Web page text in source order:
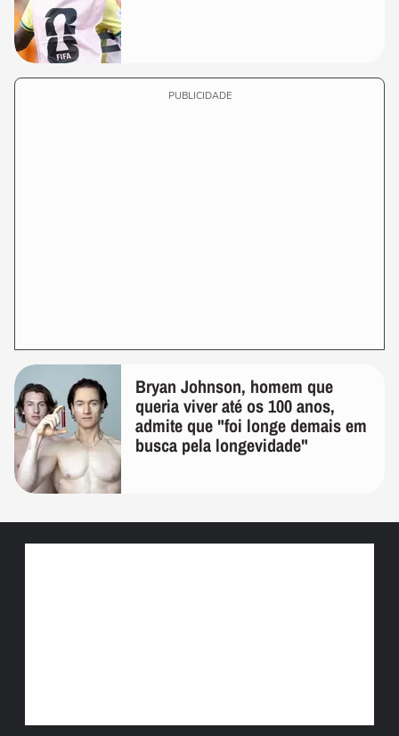
PUBLICIDADE
Bryan Johnson, homem que
queria viver até os 100 anos,
admite que "foi longe demais em
busca pela longevidade"